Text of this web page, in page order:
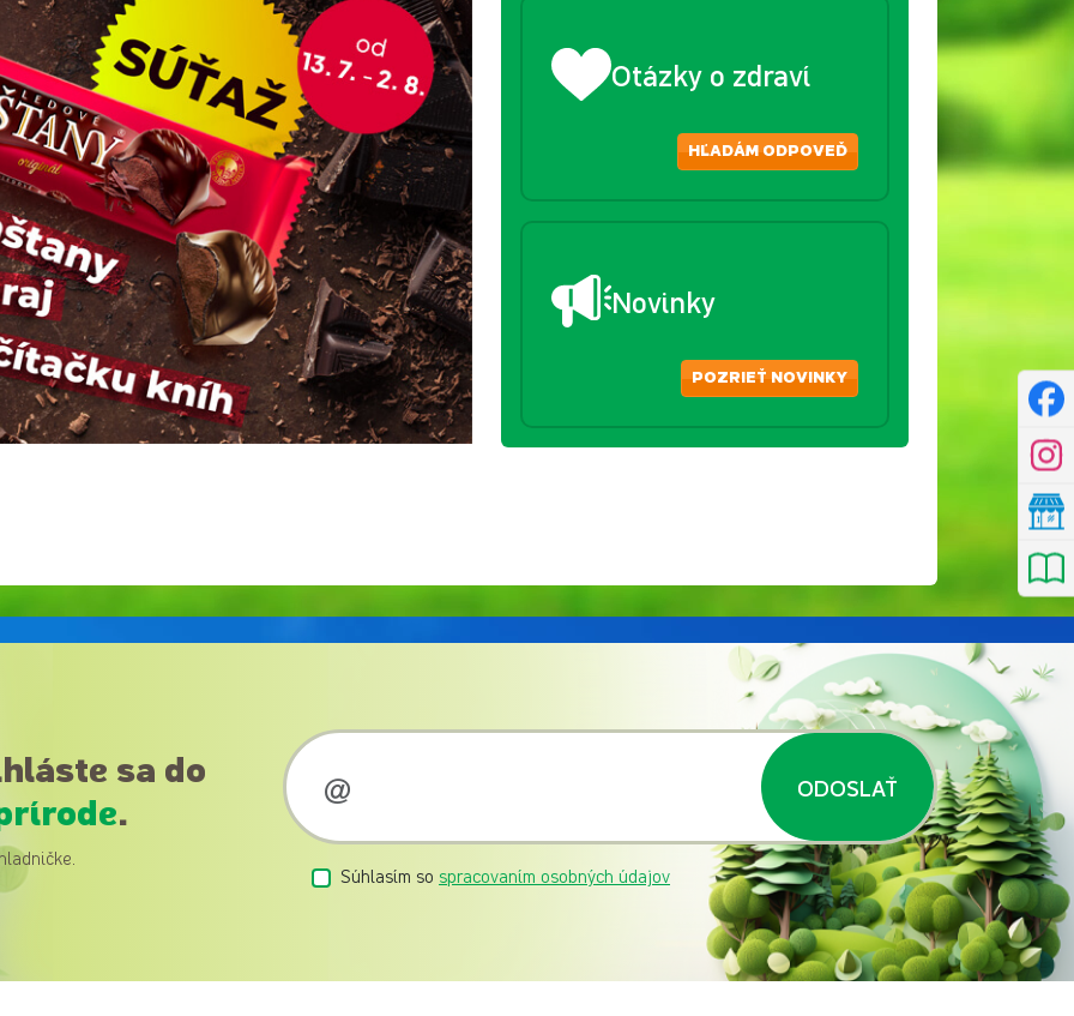
Otázky o zdraví
HĽADÁM ODPOVEĎ
Novinky
POZRIEŤ NOVINKY
sa do
.
ODOSLAŤ
Súhlasím so spracovaním osobných údajov